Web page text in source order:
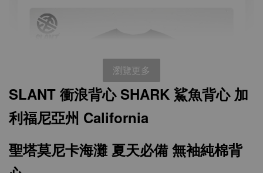
瀏覽更多
SLANT 衝浪背心 SHARK 鯊魚背心 加
利福尼亞州 California
聖塔莫尼卡海灘 夏天必備 無袖純棉背